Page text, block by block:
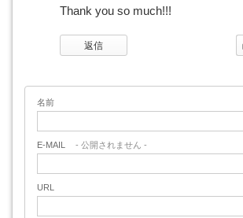
Thank you so much!!!
返信
名前
E-MAIL - 公開されません -
URL